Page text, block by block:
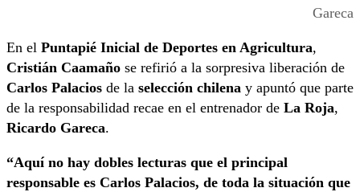
Gareca
En el Puntapié Inicial de Deportes en Agricultura,
Cristián Caamaño se refirió a la sorpresiva liberación de
Carlos Palacios de la selección chilena y apuntó que parte
de la responsabilidad recae en el entrenador de La Roja,
Ricardo Gareca.
“Aquí no hay dobles lecturas que el principal
responsable es Carlos Palacios, de toda la situación que